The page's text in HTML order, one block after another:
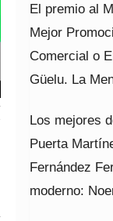
El premio al
Mejor
Comercial o
Güelu. La
Los mejores
Puerta
Fernández
moderno: